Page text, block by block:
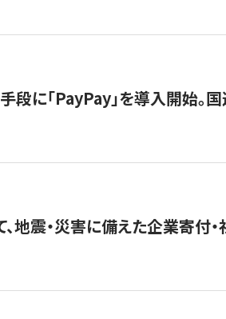
に「PayPay」を導入開始。
地震・災害に備えた企業寄付